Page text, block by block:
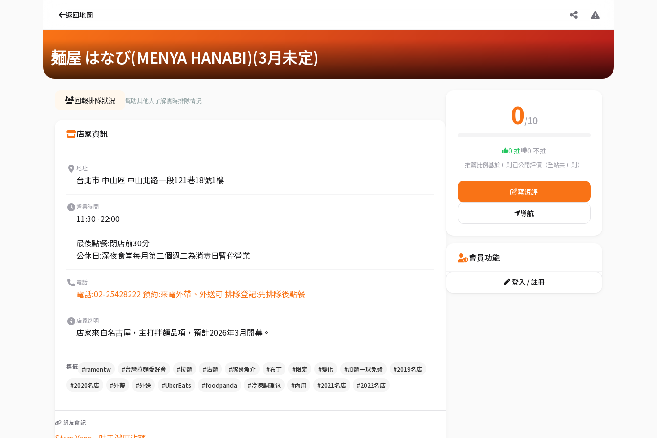
返回地圖
麺屋 はなび(MENYA HANABI)(3月未定)
回報排隊狀況 幫助其他人了解實時排隊情況
店家資訊
地址
台北市 中山區 中山北路一段121巷18號1樓
營業時間
11:30~22:00
最後點餐:閉店前30分
公休日:深夜食堂每月第二個週二為消毒日暫停營業
電話
電話:02-25428222 預約:來電外帶、外送可 排隊登記:先排隊後點餐
店家說明
店家來自名古屋，主打拌麵品項，預計2026年3月開幕。
標籤 #ramentw #台灣拉麵愛好會 #拉麵 #沾麵 #豚骨魚介 #布丁 #限定 #變化 #加麵一球免費
#2019名店
#2020名店
#外帶 #外送 #UberEats #foodpanda #冷凍調理包 #內用 #2021名店 #2022名店
網友食記
0/10
0 推 0 不推
推薦比例基於 0 則已公開評價（全站共 0 則）
寫短評
導航
會員功能
登入 / 註冊